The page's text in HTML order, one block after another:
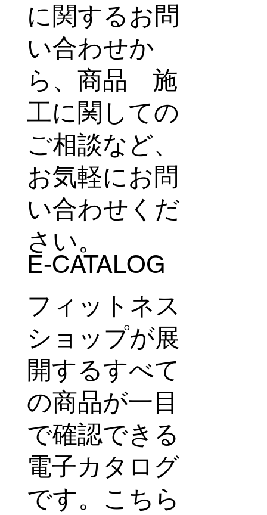
に関するお問
い合わせか
ら、商品 施
工に関しての
ご相談など、
お気軽にお問
い合わせくだ
さい。
E-CATALOG
フィットネス
ショップが展
開するすべて
の商品が一目
で確認できる
電子カタログ
です。こちら